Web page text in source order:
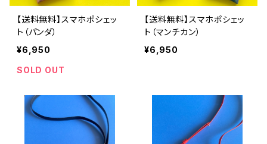
【送料無料】スマホポシェッ
ト（パンダ）
¥6,950
SOLD OUT
【送料無料】スマホポシェッ
ト（マンチカン）
¥6,950